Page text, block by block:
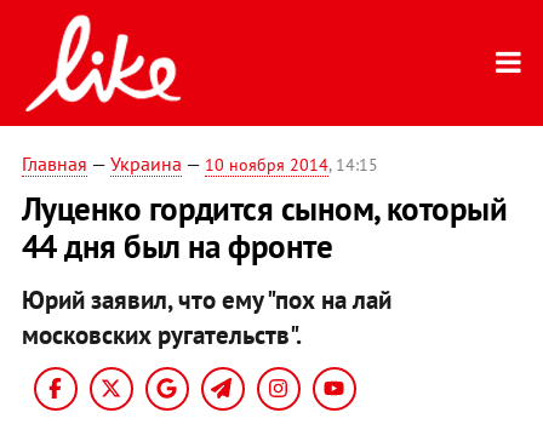
Главная — Украина — 10 ноября 2014, 14:15
Луценко гордится сыном, который
44 дня был на фронте
Юрий заявил, что ему "пох на лай
московских ругательств".